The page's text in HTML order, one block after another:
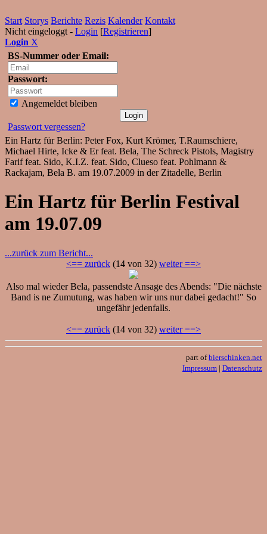
Start Storys Berichte Rezis Kalender Kontakt
Nicht eingeloggt - Login [Registrieren]
Login X
BS-Nummer oder Email:
Passwort:
Angemeldet bleiben
Passwort vergessen?
Ein Hartz für Berlin: Peter Fox, Kurt Krömer, T.Raumschiere,
Michael Hirte, Icke & Er feat. Bela, The Schreck Pistols, Magistry
Farif feat. Sido, K.I.Z. feat. Sido, Clueso feat. Pohlmann &
Rackajam, Bela B. am 19.07.2009 in der Zitadelle, Berlin
Ein Hartz für Berlin Festival
am 19.07.09
...zurück zum Bericht...
<== zurück (14 von 32) weiter ==>
Also mal wieder Bela, passendste Ansage des Abends: "Die nächste
Band is ne Zumutung, was haben wir uns nur dabei gedacht!" So
ungefähr jedenfalls.
<== zurück (14 von 32) weiter ==>
part ofbierschinken.net
Impressum | Datenschutz